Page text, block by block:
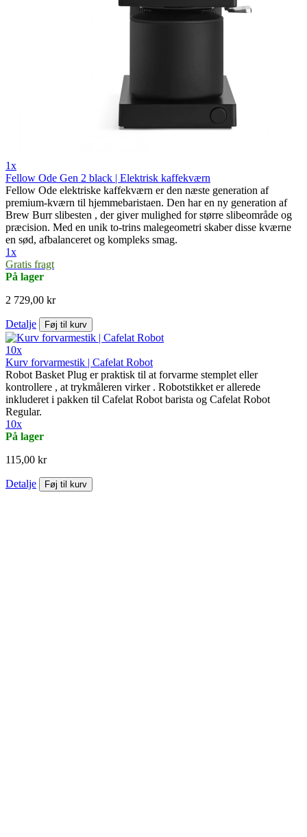
1x
Fellow Ode Gen 2 black | Elektrisk kaffekværn
Fellow Ode elektriske kaffekværn er den næste generation af
premium-kværn til hjemmebaristaen. Den har en ny generation af
Brew Burr slibesten , der giver mulighed for større slibeområde og
præcision. Med en unik to-trins malegeometri skaber disse kværne
en sød, afbalanceret og kompleks smag.
1x
Gratis fragt
På lager
2 729,00 kr
Detalje Føj til kurv
10x
Kurv forvarmestik | Cafelat Robot
Robot Basket Plug er praktisk til at forvarme stemplet eller
kontrollere , at trykmåleren virker . Robotstikket er allerede
inkluderet i pakken til Cafelat Robot barista og Cafelat Robot
Regular.
10x
På lager
115,00 kr
Detalje Føj til kurv